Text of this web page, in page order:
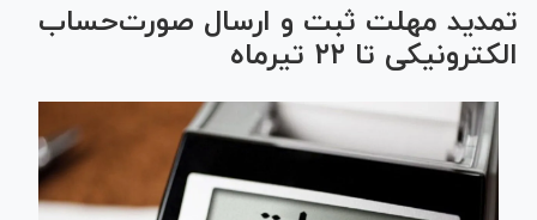
تمدید مهلت ثبت و ارسال صورت‌حساب
الکترونیکی تا ۲۲ تیرماه